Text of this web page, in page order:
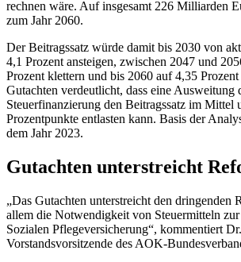
rechnen wäre. Auf insgesamt 226 Milliarden
zum Jahr 2060.
Der Beitragssatz würde damit bis 2030 von
4,1 Prozent ansteigen, zwischen 2047 und
Prozent klettern und bis 2060 auf 4,35
Gutachten verdeutlicht, dass eine Ausweitung
Steuerfinanzierung den Beitragssatz im Mittel
Prozentpunkte entlasten kann. Basis der
dem Jahr 2023.
Gutachten unterstreicht
„Das Gutachten unterstreicht den dringenden
allem die Notwendigkeit von Steuermitteln
Sozialen Pflegeversicherung“, kommentiert
Vorstandsvorsitzende des AOK-